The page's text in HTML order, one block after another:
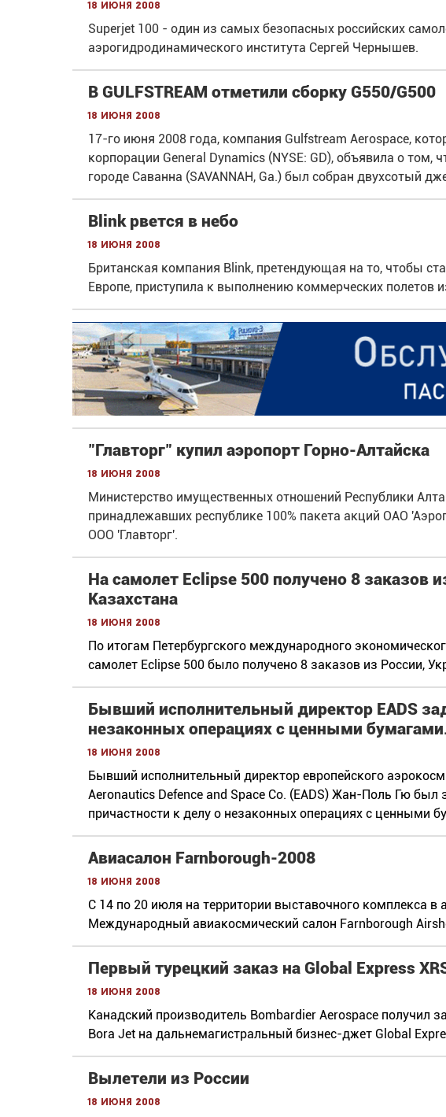
18 июня 2008
Superjet 100 - один из самых безопасных российских
аэрогидродинамического института Сергей Чернышев.
В GULFSTREAM отметили сборку G550/G500
18 июня 2008
17-го июня 2008 года, компания Gulfstream Aerospace,
корпорации General Dynamics (NYSE: GD), объявила о том,
городе Саванна (SAVANNAH, Ga.) был собран двухсотый
Blink рвется в небо
18 июня 2008
Британская компания Blink, претендующая на то, чтобы
Европе, приступила к выполнению коммерческих полетов
"Главторг" купил аэропорт Горно-Алтайска
18 июня 2008
Министерство имущественных отношений Республики
принадлежавших республике 100% пакета акций ОАО
ООО 'Главторг'.
На самолет Eclipse 500 получено 8 заказов
Казахстана
18 июня 2008
По итогам Петербургского международного
самолет Eclipse 500 было получено 8 заказов из России,
Бывший исполнительный директор EADS
незаконных операциях с ценными
18 июня 2008
Бывший исполнительный директор европейского
Aeronautics Defence and Space Co. (EADS) Жан-Поль Гю
причастности к делу о незаконных операциях с ценными
Авиасалон Farnborough-2008
18 июня 2008
С 14 по 20 июля на территории выставочного комплекса в
Международный авиакосмический салон Farnborough
Первый турецкий заказ на Global Express
18 июня 2008
Канадский производитель Bombardier Aerospace получил
Bora Jet на дальнемагистральный бизнес-джет Global
Вылетели из России
18 июня 2008